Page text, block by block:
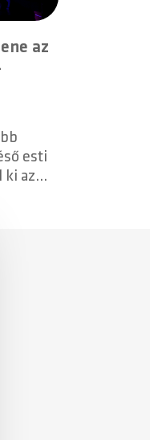
az
esti
ki az